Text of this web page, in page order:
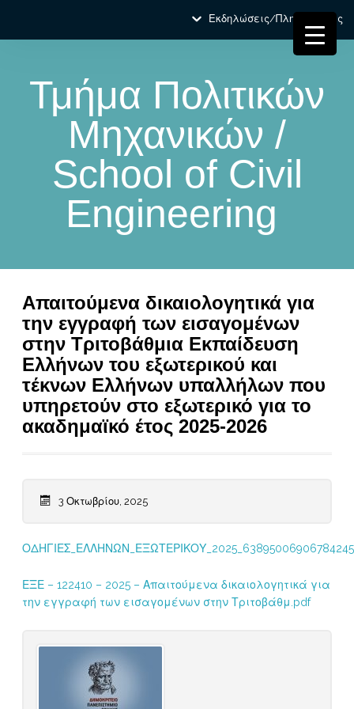
Εκδηλώσεις/Πληροφορίες
Τμήμα Πολιτικών
Μηχανικών /
School of Civil
Engineering
Απαιτούμενα δικαιολογητικά για
την εγγραφή των εισαγομένων
στην Τριτοβάθμια Εκπαίδευση
Ελλήνων του εξωτερικού και
τέκνων Ελλήνων υπαλλήλων που
υπηρετούν στο εξωτερικό για το
ακαδημαϊκό έτος 2025-2026
3 Οκτωβρίου, 2025
ΕΞΕ – 122410 – 2025 – Απαιτούμενα δικαιολογητικά για
την εγγραφή των εισαγομένων στην Τριτοβάθμ.pdf